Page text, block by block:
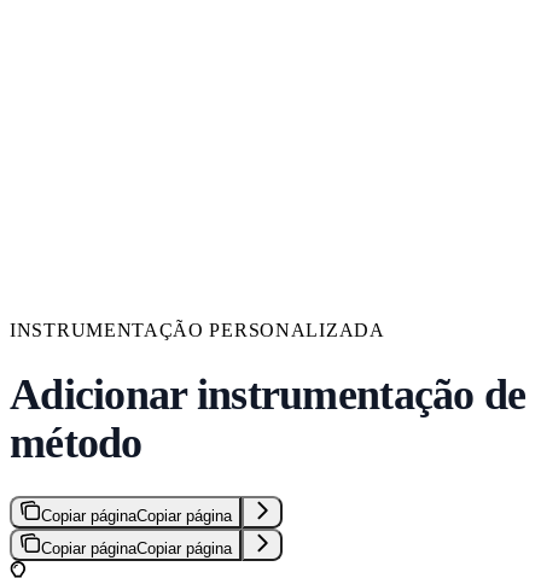
INSTRUMENTAÇÃO PERSONALIZADA
Adicionar instrumentação de
método
Copiar páginaCopiar página
Copiar páginaCopiar página